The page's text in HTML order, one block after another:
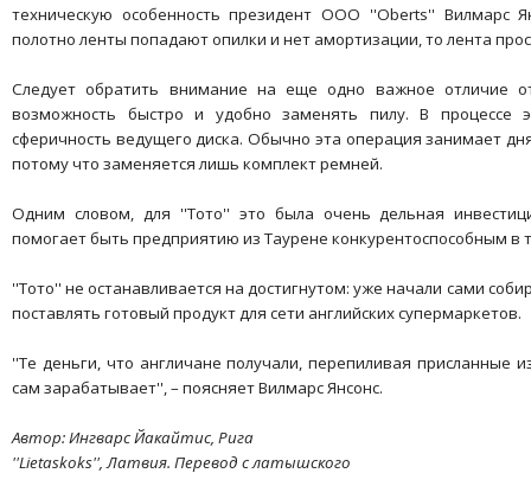
техническую особенность президент ООО ''Oberts'' Вилмарс
полотно ленты попадают опилки и нет амортизации, то лента
Следует обратить внимание на еще одно важное отличие
возможность быстро и удобно заменять пилу. В процессе
сферичность ведущего диска. Обычно эта операция занимает
потому что заменяется лишь комплект ремней.
Одним словом, для ''Тото'' это была очень дельная
помогает быть предприятию из Таурене конкурентоспособным в
''Тото'' не останавливается на достигнутом: уже начали сами
поставлять готовый продукт для сети английских супермаркетов.
''Те деньги, что англичане получали, перепиливая присланные
сам зарабатывает'', – поясняет Вилмарс Янсонс.
Автор: Ингварс Йакайтис, Рига
''Lietaskoks'', Латвия. Перевод с латышского